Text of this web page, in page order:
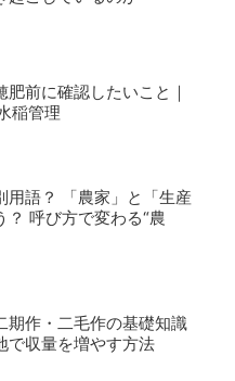
前に確認したいこと｜
稲管理
用語？ 「農家」と「生産
？ 呼び方で変わる“農
期作・二毛作の基礎知識
で収量を増やす方法